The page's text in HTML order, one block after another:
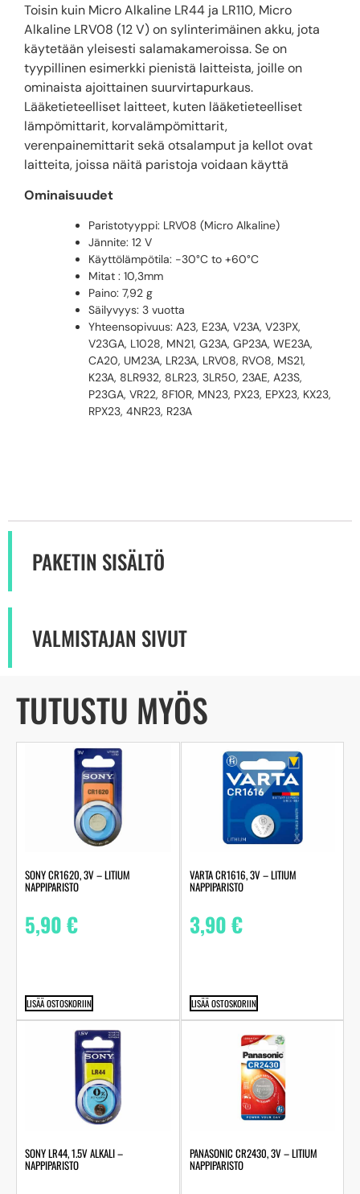
Toisin kuin Micro Alkaline LR44 ja LR110, Micro
Alkaline LRV08 (12 V) on sylinterimäinen akku, jota
käytetään yleisesti salamakameroissa. Se on
tyypillinen esimerkki pienistä laitteista, joille on
ominaista ajoittainen suurvirtapurkaus.
Lääketieteelliset laitteet, kuten lääketieteelliset
lämpömittarit, korvalämpömittarit,
verenpainemittarit sekä otsalamput ja kellot ovat
laitteita, joissa näitä paristoja voidaan käyttä
Ominaisuudet
Paristotyyppi: LRV08 (Micro Alkaline)
Jännite: 12 V
Käyttölämpötila: -30°C to +60°C
Mitat : 10,3mm
Paino: 7,92 g
Säilyvyys: 3 vuotta
Yhteensopivuus: A23, E23A, V23A, V23PX,
V23GA, L1028, MN21, G23A, GP23A, WE23A,
CA20, UM23A, LR23A, LRV08, RVO8, MS21,
K23A, 8LR932, 8LR23, 3LR50, 23AE, A23S,
P23GA, VR22, 8F10R, MN23, PX23, EPX23, KX23,
RPX23, 4NR23, R23A
PAKETIN SISÄLTÖ
VALMISTAJAN SIVUT
TUTUSTU MYÖS
SONY CR1620, 3V – LITIUM
NAPPIPARISTO
5,90€
LISÄÄ OSTOSKORIIN
VARTA CR1616, 3V – LITIUM
NAPPIPARISTO
3,90€
LISÄÄ OSTOSKORIIN
SONY LR44, 1.5V ALKALI –
NAPPIPARISTO
PANASONIC CR2430, 3V – LITIUM
NAPPIPARISTO